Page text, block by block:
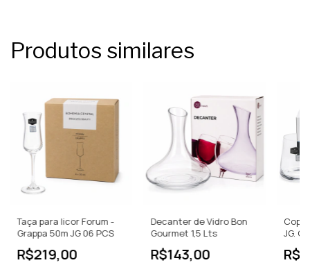
Produtos similares
Taça para licor Forum -
Grappa 50m JG 06 PCS
R$219,00
Decanter de Vidro Bon
Gourmet 1,5 Lts
R$143,00
JG.